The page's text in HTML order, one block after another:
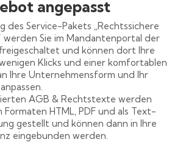
angepasst
des Service-Pakets „Rechtssichere
werden Sie im Mandantenportal der
und können dort Ihre
Klicks und einer komfortablen
Ihre Unternehmensform und Ihr
AGB & Rechtstexte werden
Formaten HTML, PDF und als Text-
gestellt und können dann in Ihre
eingebunden werden.